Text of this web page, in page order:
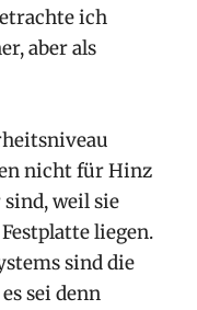
ich
aber als
nicht für Hinz
weil sie
liegen.
sind die
sei denn